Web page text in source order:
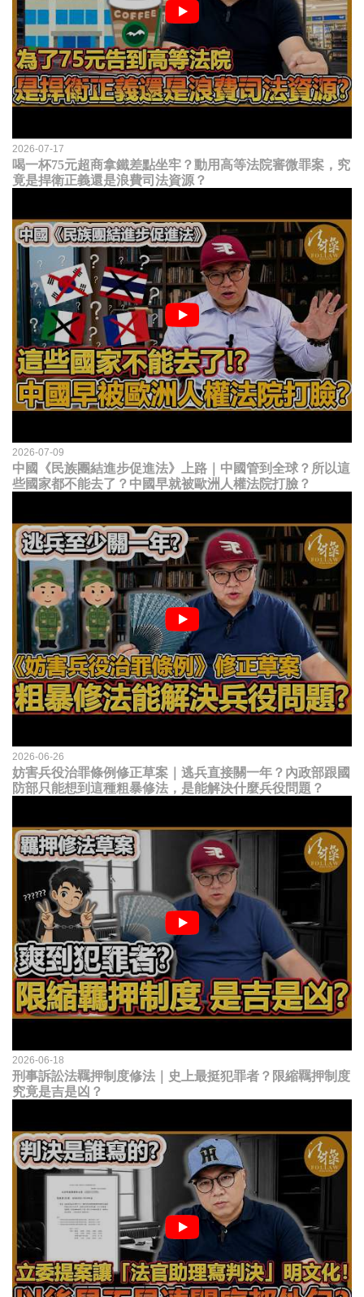
2026-07-17
喝一杯75元超商拿鐵差點坐牢？動用高等法院審微罪案，究
竟是捍衛正義還是浪費司法資源？
2026-07-09
中國《民族團結進步促進法》上路｜中國管到全球？所以這
些國家都不能去了？中國早就被歐洲人權法院打臉？
2026-06-26
妨害兵役治罪條例修正草案｜逃兵直接關一年？內政部跟國
防部只能想到這種粗暴修法，是能解決什麼兵役問題？
2026-06-18
刑事訴訟法羈押制度修法｜史上最挺犯罪者？限縮羈押制度
究竟是吉是凶？